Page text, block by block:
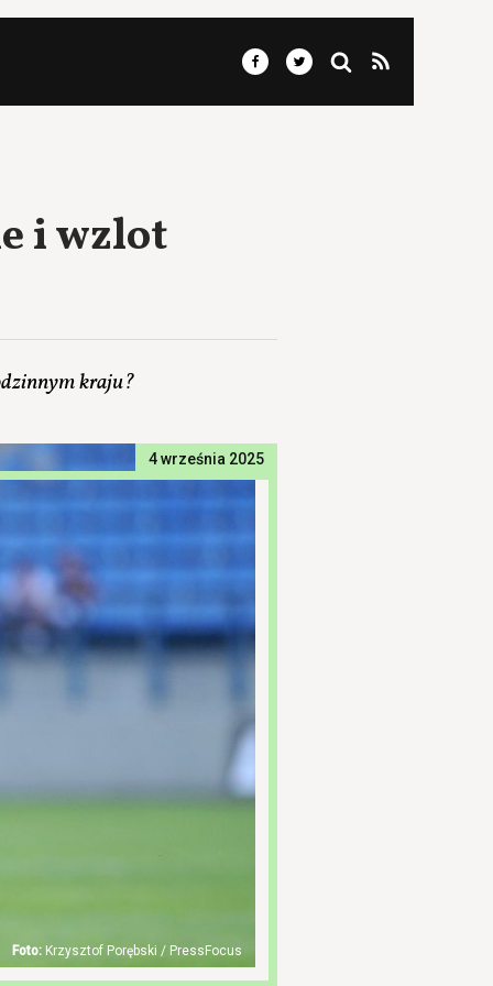
i wzlot
kraju?
4 września 2025
Krzysztof Porębski / PressFocus